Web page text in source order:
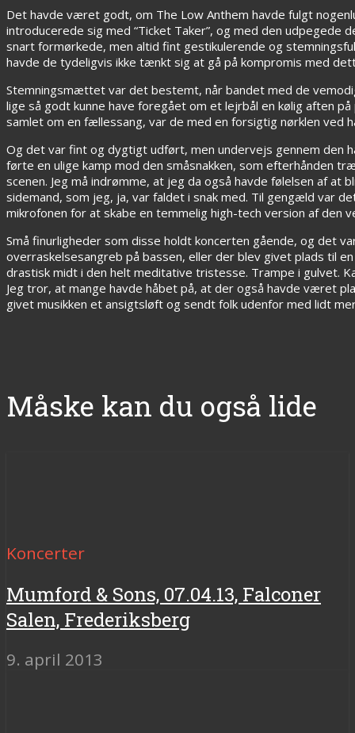
Det havde været godt, om The Low Anthem havde fulgt
introducerede sig med “Ticket Taker”, og med den udpegede
snart formørkede, men altid fint gestikulerende og
havde de tydeligvis ikke tænkt sig at gå på kompromis med
Stemningsmættet var det bestemt, når bandet med de
lige så godt kunne have foregået om et lejrbål en kølig aften
samlet om en fællessang, var de med en forsigtig nørklen
Og det var fint og dygtigt udført, men undervejs gennem den
førte en ulige kamp mod den småsnakken, som efterhånden
scenen. Jeg må indrømme, at jeg da også havde følelsen af
sidemand, som jeg, ja, var faldet i snak med. Til gengæld var
mikrofonen for at skabe en temmelig high-tech version af den
Små finurligheder som disse holdt koncerten gående, og det
overraskelsesangreb på bassen, eller der blev givet plads til
drastisk midt i den helt meditative tristesse. Trampe i gulvet.
Jeg tror, at mange havde håbet på, at der også havde været
givet musikken et ansigtsløft og sendt folk udenfor med lidt
Måske kan du også lide
Koncerter
Mumford & Sons, 07.04.13, Falconer
Salen, Frederiksberg
9. april 2013